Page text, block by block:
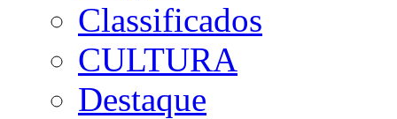
Classificados
CULTURA
Destaque